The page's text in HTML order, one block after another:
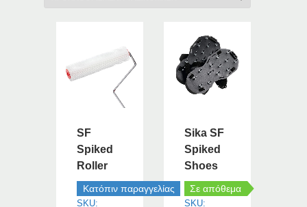
SF
Spiked
Roller
Κατόπιν παραγγελίας
SKU:
Sika SF
Spiked
Shoes
Σε απόθεμα
SKU: